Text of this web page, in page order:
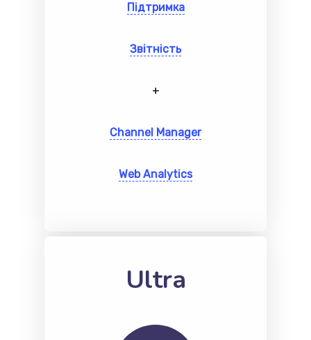
Підтримка
Звітність
+
Channel Manager
Web Analytics
Ultra